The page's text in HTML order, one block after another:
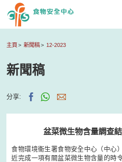
主頁 新聞稿 12-2023
新聞稿
分享:
盆菜微生物含量調查
食物環境衞生署食物安全中心（中心
近完成一項有關盆菜微生物含量的時